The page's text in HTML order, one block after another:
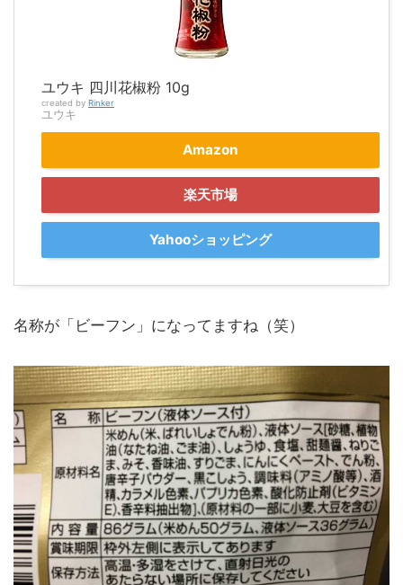
ユウキ 四川花椒粉 10g
created by Rinker
ユウキ
Amazon
楽天市場
Yahooショッピング
名称が「ビーフン」になってますね（笑）